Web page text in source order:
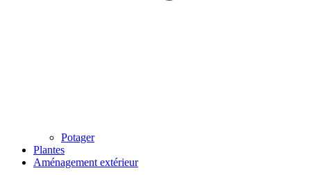
Potager
Plantes
Aménagement extérieur